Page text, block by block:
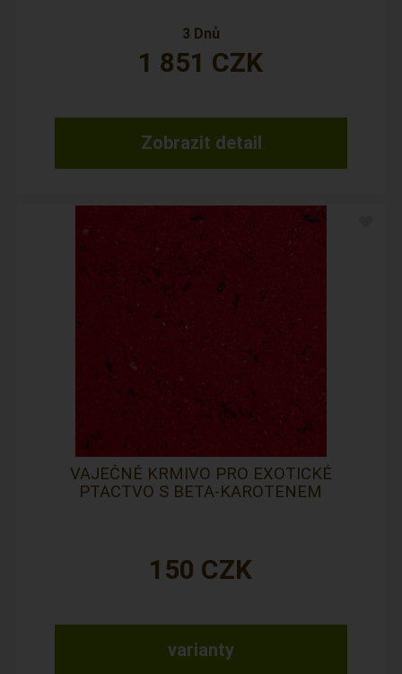
3 Dnů
Zobrazit detail
1 851 CZK
VAJEČNÉ KRMIVO PRO EXOTICKÉ
PTACTVO S BETA-KAROTENEM
varianty
150 CZK